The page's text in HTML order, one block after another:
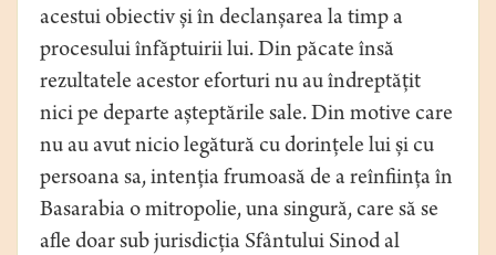
acestui obiectiv și în declanșarea la timp a
procesului înfăptuirii lui. Din păcate însă
rezultatele acestor eforturi nu au îndreptățit
nici pe departe așteptările sale. Din motive care
nu au avut nicio legătură cu dorințele lui și cu
persoana sa, intenția frumoasă de a reînființa în
Basarabia o mitropolie, una singură, care să se
afle doar sub jurisdicția Sfântului Sinod al